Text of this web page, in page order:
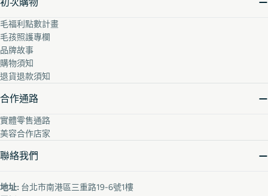
毛福利點數計畫
毛孩照護專欄
品牌故事
購物須知
退貨退款須知
合作通路
實體零售通路
美容合作店家
聯絡我們
地址: 台北市南港區三重路19-6號1樓